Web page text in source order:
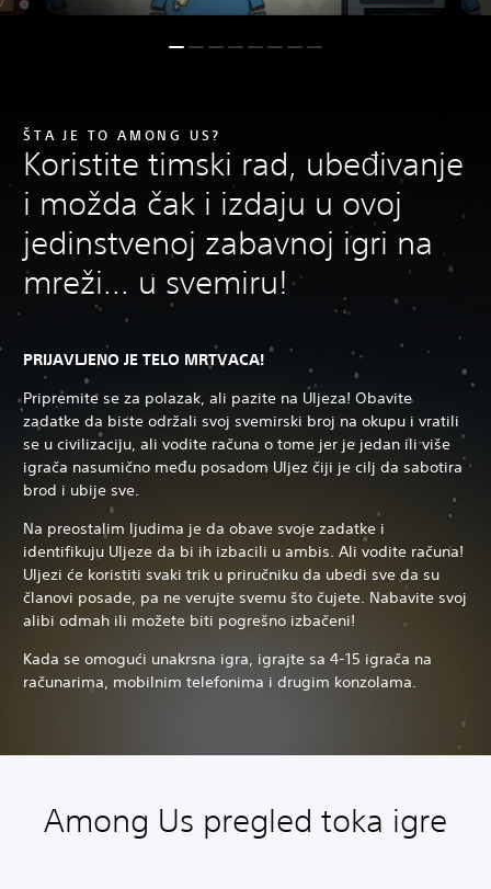
ŠTA JE TO AMONG US?
Koristite timski rad, ubeđivanje
i možda čak i izdaju u ovoj
jedinstvenoj zabavnoj igri na
mreži... u svemiru!
PRIJAVLJENO JE TELO MRTVACA!
Pripremite se za polazak, ali pazite na Uljeza! Obavite
zadatke da biste održali svoj svemirski broj na okupu i vratili
se u civilizaciju, ali vodite računa o tome jer je jedan ili više
igrača nasumično među posadom Uljez čiji je cilj da sabotira
brod i ubije sve.
Na preostalim ljudima je da obave svoje zadatke i
identifikuju Uljeze da bi ih izbacili u ambis. Ali vodite računa!
Uljezi će koristiti svaki trik u priručniku da ubedi sve da su
članovi posade, pa ne verujte svemu što čujete. Nabavite svoj
alibi odmah ili možete biti pogrešno izbačeni!
Kada se omogući unakrsna igra, igrajte sa 4-15 igrača na
računarima, mobilnim telefonima i drugim konzolama.
Among Us pregled toka igre